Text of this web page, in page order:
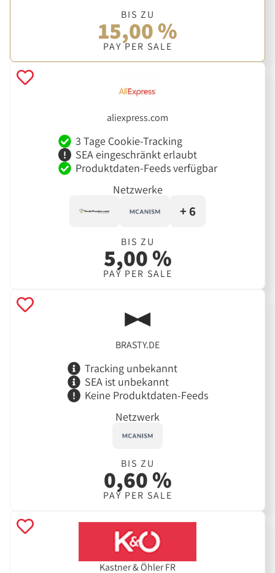
BIS ZU
15,00 %
PAY PER SALE
aliexpress.com
3 Tage Cookie-Tracking
SEA eingeschränkt erlaubt
Produktdaten-Feeds verfügbar
Netzwerke
+ 6
BIS ZU
5,00 %
PAY PER SALE
BRASTY.DE
Tracking unbekannt
SEA ist unbekannt
Keine Produktdaten-Feeds
Netzwerk
BIS ZU
0,60 %
PAY PER SALE
Kastner & Öhler FR